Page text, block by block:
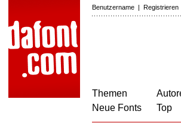
Benutzername | Registrieren
Themen
Neue Fonts
Top